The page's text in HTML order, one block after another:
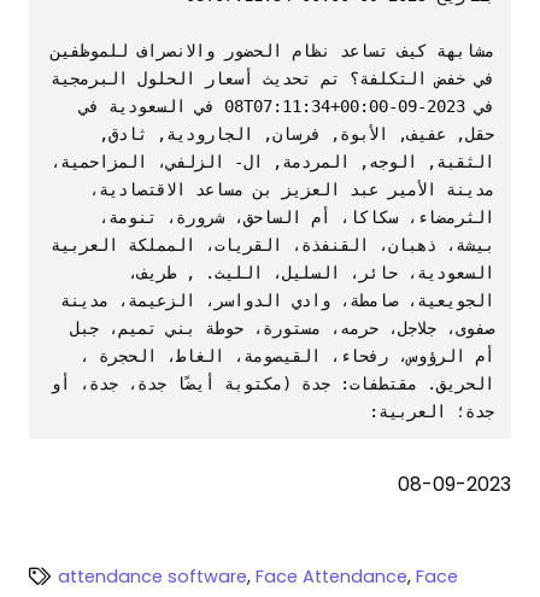
في 2023-09-08T07:11:34+00:00 في السعودية في
جدة؛ العربية:
08-09-2023
attendance software, Face Attendance, Face